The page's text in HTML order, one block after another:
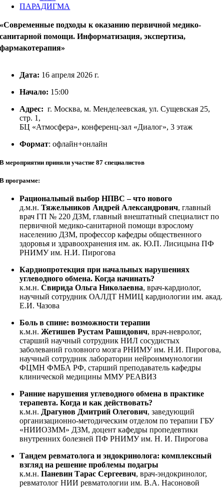
ПАРАДИГМА
«Современные подходы к оказанию первичной медико-
санитарной помощи. Информатизация, экспертиза,
фармакотерапия»
Дата: 16 апреля 2026 г.
Начало: 15:00
Адрес:г. Москва, м. Менделеевская, ул. Сущевская 25,
стр. 1,
БЦ «Атмосфера», конференц-зал «Диалог», 3 этаж
Формат: офлайн+онлайн
В мероприятии приняли участие 87 специалистов
В программе:
Рациональный выбор НПВС – что нового
д.м.н.Тяжельников Андрей Александрович, главный
врач ГП № 220 ДЗМ, главный внештатный специалист по
первичной медико-санитарной помощи взрослому
населению ДЗМ, профессор кафедры общественного
здоровья и здравоохранения им. ак. Ю.П. Лисицына ПФ
РНИМУ им. Н.И. Пирогова
Кардиопротекция при начальных нарушениях
углеводного обмена. Когда начинать?
к.м.н.Свирида Ольга Николаевна, врач-кардиолог,
научный сотрудник ОАЛДТ НМИЦ кардиологии им. акад.
Е.И. Чазова
Боль в спине: возможности терапии
к.м.н.Жетишев Рустам Рашидович, врач-невролог,
старший научный сотрудник НИЛ сосудистых
заболеваний головного мозга РНИМУ им. Н.И. Пирогова,
научный сотрудник лаборатории нейроиммунологии
ФЦМН ФМБА РФ, старший преподаватель кафедры
клинической медицины ММУ РЕАВИЗ
Ранние нарушения углеводного обмена в практике
терапевта. Когда и как действовать?
к.м.н. Драгунов Дмитрий Олегович, заведующий
организационно-методическим отделом по терапии ГБУ
«НИИОЗММ» ДЗМ, доцент кафедры пропедевтики
внутренних болезней ПФ РНИМУ им. Н. И. Пирогова
Тандем ревматолога и эндокринолога: комплексный
взгляд на решение проблемы подагры
к.м.н.Паневин Тарас Сергеевич, врач-эндокринолог,
ревматолог НИИ ревматологии им. В.А. Насоновой